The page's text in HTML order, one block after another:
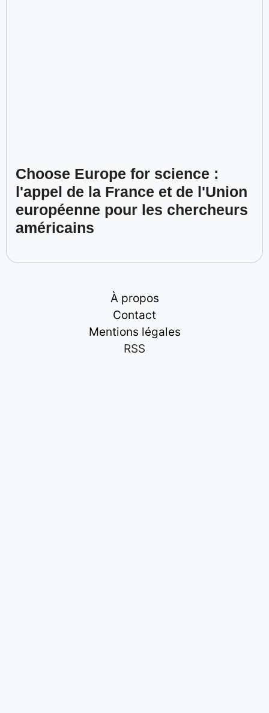
Choose Europe for science :
l'appel de la France et de l'Union
européenne pour les chercheurs
américains
À propos
Contact
Mentions légales
RSS